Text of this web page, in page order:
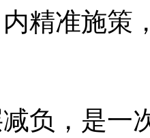
精准施策
，是一